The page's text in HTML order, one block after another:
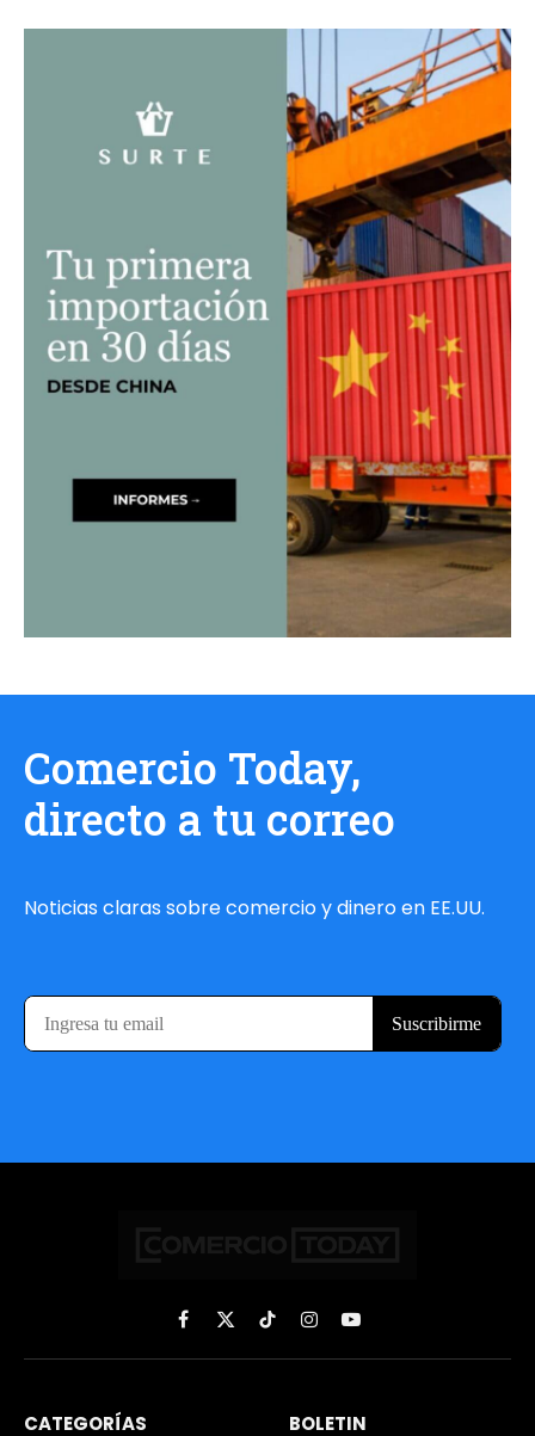
Comercio Today,
directo a tu correo
Noticias claras sobre comercio y dinero en EE.UU.
Facebook
X
(Twitter)
TikTokInstagramYouTube
CATEGORÍAS BOLETIN